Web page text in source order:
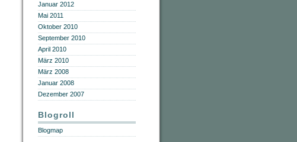
Januar 2012
Mai 2011
Oktober 2010
September 2010
April 2010
März 2010
März 2008
Januar 2008
Dezember 2007
Blogroll
Blogmap